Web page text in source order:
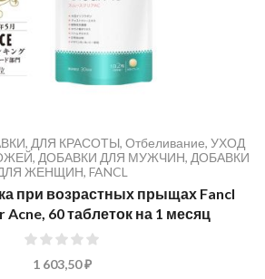
, ДЛЯ КРАСОТЫ, Отбеливание, УХОД
, ДОБАВКИ ДЛЯ МУЖЧИН, ДОБАВКИ
ЖЕНЩИН, FANCL
при возрастных прыщах Fancl
Acne, 60 таблеток на 1 месяц
1 603,50 ₽